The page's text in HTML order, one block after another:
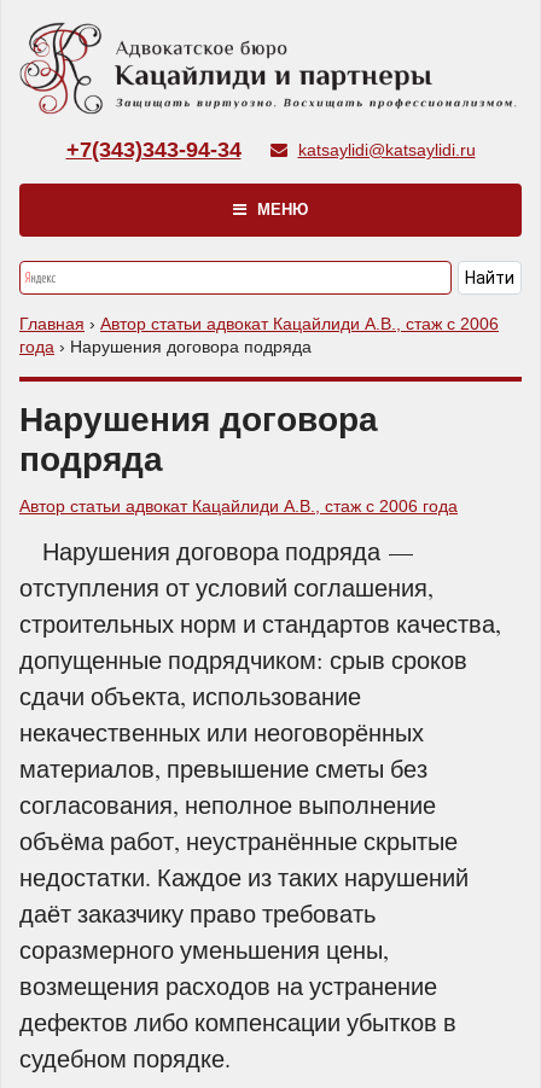
+7(343)343-94-34 katsaylidi@katsaylidi.ru
МЕНЮ
Главная › Автор статьи адвокат Кацайлиди А.В., стаж с 2006
года › Нарушения договора подряда
Нарушения договора
подряда
Автор статьи адвокат Кацайлиди А.В., стаж с 2006 года
Нарушения договора подряда —
отступления от условий соглашения,
строительных норм и стандартов качества,
допущенные подрядчиком: срыв сроков
сдачи объекта, использование
некачественных или неоговорённых
материалов, превышение сметы без
согласования, неполное выполнение
объёма работ, неустранённые скрытые
недостатки. Каждое из таких нарушений
даёт заказчику право требовать
соразмерного уменьшения цены,
возмещения расходов на устранение
дефектов либо компенсации убытков в
судебном порядке.